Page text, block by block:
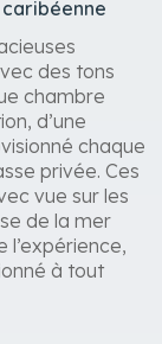
des tons
chambre
d’une
chaque
privée. Ces
vue sur les
de la mer
à tout